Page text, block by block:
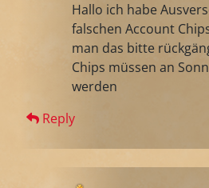
Hallo ich habe
falschen Account
man das bitte
Chips müssen an
werden
Reply